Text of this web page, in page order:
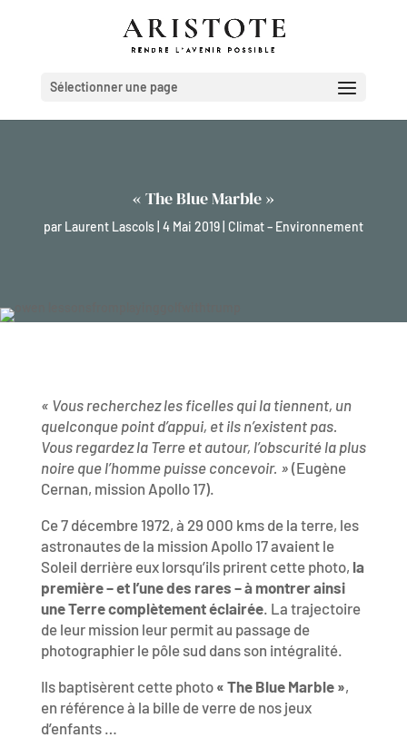
Sélectionner une page
« The Blue Marble »
par Laurent Lascols 4 Mai 2019 Climat – Environnement
« Vous recherchez les ficelles qui la tiennent, un
quelconque point d’appui, et ils n’existent pas.
Vous regardez la Terre et autour, l’obscurité la plus
noire que l’homme puisse concevoir. » (Eugène
Cernan, mission Apollo 17).
Ce 7 décembre 1972, à 29 000 kms de la terre, les
astronautes de la mission Apollo 17 avaient le
Soleil derrière eux lorsqu’ils prirent cette photo, la
première – et l’une des rares – à montrer ainsi
une Terre complètement éclairée. La trajectoire
de leur mission leur permit au passage de
photographier le pôle sud dans son intégralité.
Ils baptisèrent cette photo « The Blue Marble »,
en référence à la bille de verre de nos jeux
d’enfants …